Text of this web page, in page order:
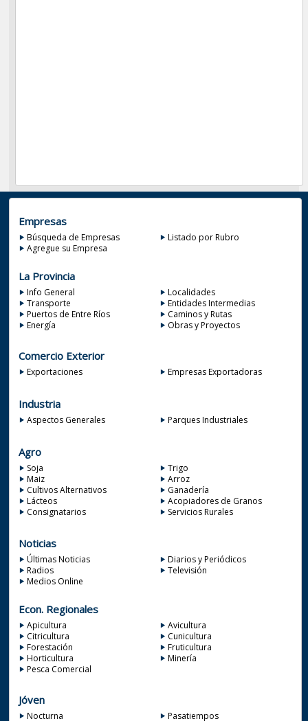
Empresas
Búsqueda de Empresas
Listado por Rubro
Agregue su Empresa
La Provincia
Info General
Localidades
Transporte
Entidades Intermedias
Puertos de Entre Ríos
Caminos y Rutas
Energía
Obras y Proyectos
Comercio Exterior
Exportaciones Empresas Exportadoras
Industria
Aspectos Generales Parques Industriales
Agro
Soja
Trigo
Maiz
Arroz
Cultivos Alternativos
Ganadería
Lácteos
Acopiadores de Granos
Consignatarios
Servicios Rurales
Noticias
Últimas Noticias
Diarios y Periódicos
Radios
Televisión
Medios Online
Econ. Regionales
Apicultura
Avicultura
Citricultura
Cunicultura
Forestación
Fruticultura
Horticultura
Minería
Pesca Comercial
Jóven
Nocturna Pasatiempos